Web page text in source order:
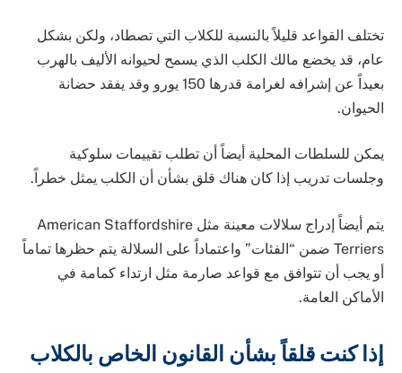
تختلف القواعد قليلاً بالنسبة للكلاب التي تصطاد، ولكن بشكل
عام، قد يخضع مالك الكلب الذي يسمح لحيوانه الأليف بالهرب
بعيداً عن إشرافه لغرامة قدرها 150 يورو وقد يفقد حضانة
الحيوان.
يمكن للسلطات المحلية أيضاً أن تطلب تقييمات سلوكية
وجلسات تدريب إذا كان هناك قلق بشأن أن الكلب يمثل خطراً.
يتم أيضاً إدراج سلالات معينة مثل American Staffordshire
Terriers ضمن “الفئات” واعتماداً على السلالة يتم حظرها تماماً
أو يجب أن تتوافق مع قواعد صارمة مثل ارتداء كمامة في
الأماكن العامة.
إذا كنت قلقاً بشأن القانون الخاص بالكلاب